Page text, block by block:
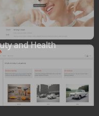
and Health